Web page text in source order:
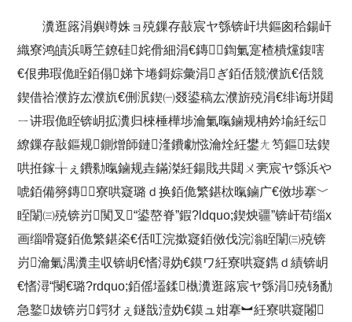
瀵逛簬涓嬩竴姝ョ殑鏁存敼宸ヤ綔锛屽垬鏂囪秴鍚屽
織寮鸿皟浜嗕笁鐐硅姹傦細涓€鏄鍧氭寔楂樻爣鍑嗐
€佷弗瑕佹眰銆傝娣卞埢鎶婃彙涓ぎ銆佸競濮斻€佸競
鍥借祫濮斿厷濮斻€侀泦鍥㈠叕鍙稿厷濮旂殑涓€绯诲垪閮
ㄧ讲瑕佹眰锛岄拡瀵归棶棰樺埗瀹氭暣鏀规柟妗堬紝纭
繚鏁存敼鏂规鍘熷師鏈湰鐨勮惤瀹烇紝鐢ㄤ笉鏂珐鍥
哄拰鎵╁ぇ鐨勬暣鏀规垚鏋滐紝鍚戝共閮ㄨ亴宸ヤ綔浜や
唬銆備簩鏄寮哄寲璐ｄ换銆佹繁鍖栨暣鏀广€傚埗搴﹀
眰闈㈢殑锛岃闃叉“鍙嶅脊”鍜?ldquo;鍥炴疆”锛屽苟缁х
画缁嗗寲銆佹繁鍖栥€佸叿浣撳寲銆傚伐浣滃眰闈㈢殑锛
岃瀹氭湡瀵圭収锛岄€愭潯妫€鏌ワ紝寮哄寲鐫ｄ績锛岄
€愭潯“閿€璐?rdquo;銆傜壒鍒槸瀵逛簬宸ヤ綔涓殑钖勫
急鐜妭锛岃鍔犲ぇ鐩戠潱妫€鏌ュ姏搴︼紝寮哄寲闂